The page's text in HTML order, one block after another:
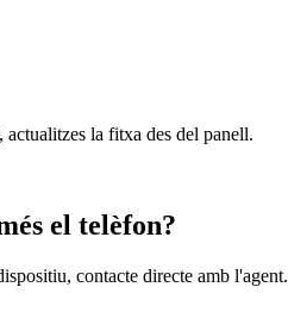
la fitxa des del panell.
el telèfon?
contacte directe amb l'agent.